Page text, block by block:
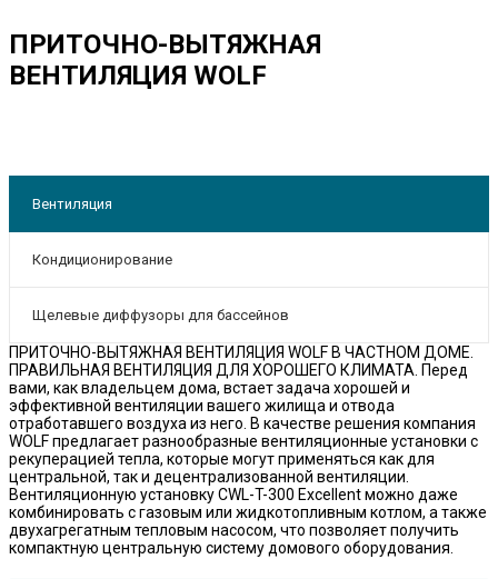
ПРИТОЧНО-ВЫТЯЖНАЯ
ВЕНТИЛЯЦИЯ WOLF
Вентиляция
Кондиционирование
Щелевые диффузоры для бассейнов
ПРИТОЧНО-ВЫТЯЖНАЯ ВЕНТИЛЯЦИЯ WOLF В ЧАСТНОМ ДОМЕ.
ПРАВИЛЬНАЯ ВЕНТИЛЯЦИЯ ДЛЯ ХОРОШЕГО КЛИМАТА. Перед
вами, как владельцем дома, встает задача хорошей и
эффективной вентиляции вашего жилища и отвода
отработавшего воздуха из него. В качестве решения компания
WOLF предлагает разнообразные вентиляционные установки с
рекуперацией тепла, которые могут применяться как для
центральной, так и децентрализованной вентиляции.
Вентиляционную установку CWL-T-300 Excellent можно даже
комбинировать с газовым или жидкотопливным котлом, а также
двухагрегатным тепловым насосом, что позволяет получить
компактную центральную систему домового оборудования.